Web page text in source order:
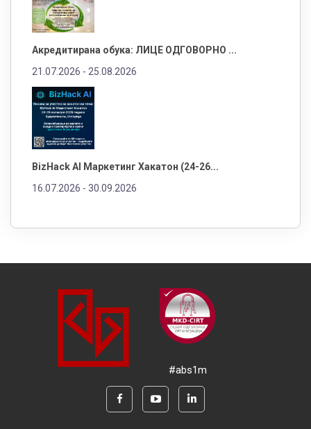
Акредитирана обука: ЛИЦЕ ОДГОВОРНО ...
21.07.2026 - 25.08.2026
BizHack AI Маркетинг Хакатон (24-26...
16.07.2026 - 30.09.2026
#abs1m